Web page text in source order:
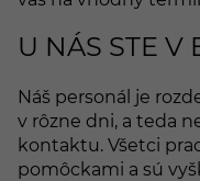
U NÁS STE V
Náš personál je
v rôzne dni, a teda
kontaktu. Všetci
pomôckami a sú